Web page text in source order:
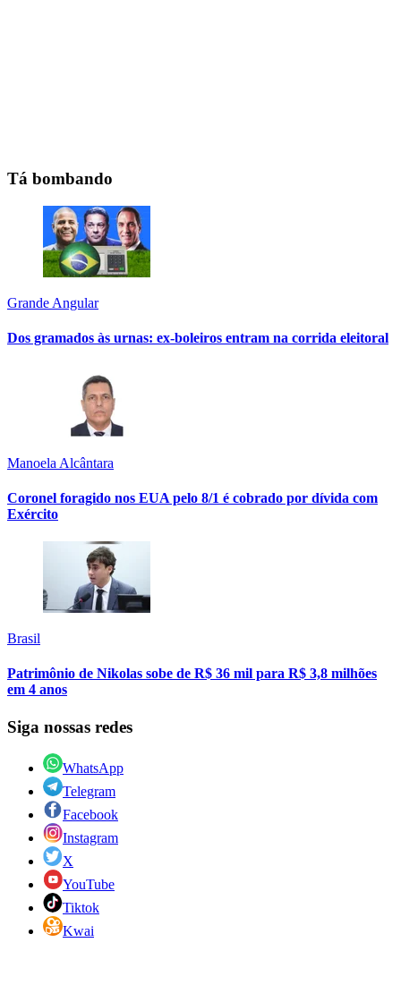
Tá bombando
Grande Angular
Dos gramados às urnas: ex-boleiros entram na corrida eleitoral
Manoela Alcântara
Coronel foragido nos EUA pelo 8/1 é cobrado por dívida com
Exército
Brasil
Patrimônio de Nikolas sobe de R$ 36 mil para R$ 3,8 milhões
em 4 anos
Siga nossas redes
WhatsApp
Telegram
Facebook
Instagram
X
YouTube
Tiktok
Kwai